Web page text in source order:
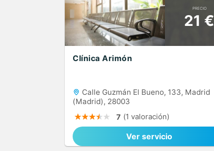
PRECIO
21 €
Clínica Arimón
Calle Guzmán El Bueno, 133, Madrid
(Madrid), 28003
7 (1 valoración)
Ver servicio